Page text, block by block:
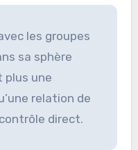
les groupes
sa sphère
plus une
relation de
direct.